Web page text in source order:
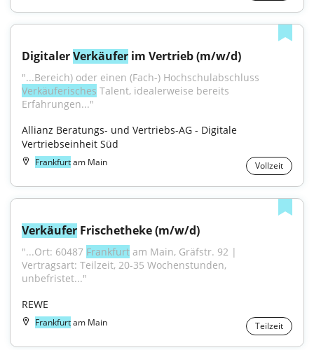
Digitaler Verkäufer im Vertrieb (m/w/d)
Verkäuferisches Talent, idealerweise bereits
Erfahrungen..."
Allianz Beratungs- und Vertriebs-AG - Digitale
Vertriebseinheit Süd
Frankfurtam Main Vollzeit
Verkäufer Frischetheke (m/w/d)
"...Ort: 60487 Frankfurt am Main, Gräfstr. 92 |
Vertragsart: Teilzeit, 20-35 Wochenstunden,
unbefristet..."
REWE
Frankfurtam Main Teilzeit